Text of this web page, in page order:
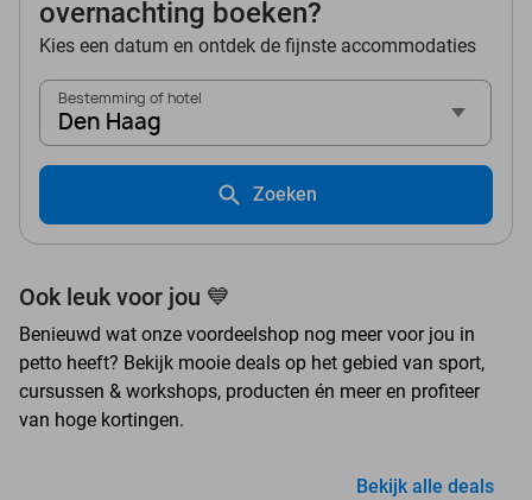
overnachting boeken?
Kies een datum en ontdek de fijnste accommodaties
Bestemming of hotel
Den Haag
Zoeken
Ook leuk voor jou 💙
Benieuwd wat onze voordeelshop nog meer voor jou in
petto heeft? Bekijk mooie deals op het gebied van sport,
cursussen & workshops, producten én meer en profiteer
van hoge kortingen.
Bekijk alle deals